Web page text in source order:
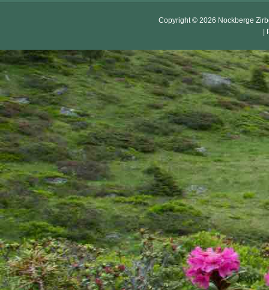
Copyright © 2026 Nockberge
|